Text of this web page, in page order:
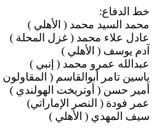
خط الدفاع:
محمد السيد محمد ( الأهلي )
عادل علاء محمد ( غزل المحلة )
آدم يوسف ( الأهلي )
عبدالله عمرو محمد ( إنبي )
ياسين تامر أبوالقاسم (
أمير حسن ( أوتريخت الهولندي )
عمر فودة ( النصر الإماراتي)
سيف المهدي ( الأهلي )